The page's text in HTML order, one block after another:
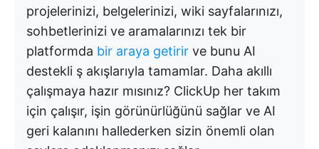
projelerinizi, belgelerinizi, wiki sayfalarınızı,
sohbetlerinizi ve aramalarınızı tek bir
platformda bir araya getirir ve bunu AI
destekli ş akışlarıyla tamamlar. Daha akıllı
çalışmaya hazır mısınız? ClickUp her takım
için çalışır, işin görünürlüğünü sağlar ve AI
geri kalanını hallederken sizin önemli olan